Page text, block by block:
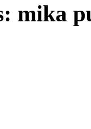
mika